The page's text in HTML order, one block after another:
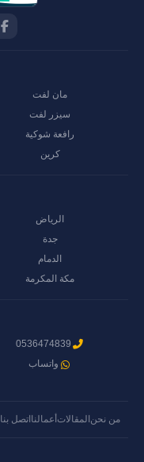
مان لفت
سيزر لفت
رافعة شوكية
كرين
الرياض
جدة
الدمام
مكة المكرمة
0536474839
واتساب
من نحنالمقالات أعمالنااتصل بنا